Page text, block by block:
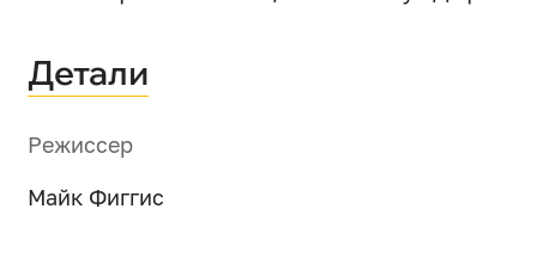
Детали
Режиссер
Майк Фиггис